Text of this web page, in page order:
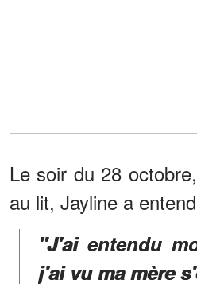
Le soir du 28
au lit, Jayline a
"J'ai entendu
j'ai vu ma mère